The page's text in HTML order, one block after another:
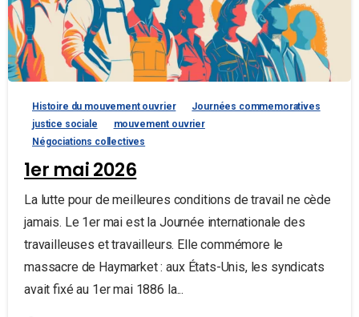
Histoire du mouvement ouvrier
Journées commemoratives
justice sociale
mouvement ouvrier
Négociations collectives
1er mai 2026
La lutte pour de meilleures conditions de travail ne cède
jamais. Le 1er mai est la Journée internationale des
travailleuses et travailleurs. Elle commémore le
massacre de Haymarket : aux États-Unis, les syndicats
avait fixé au 1er mai 1886 la...